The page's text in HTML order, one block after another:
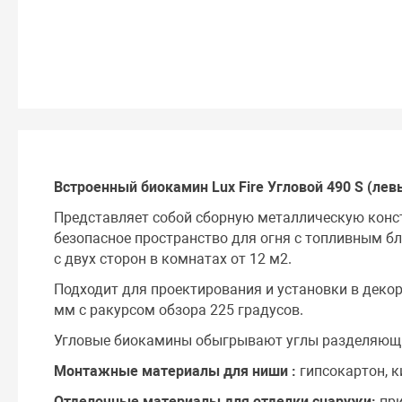
Встроенный биокамин Lux Fire Угловой 490 S
Представляет собой сборную металлическую
безопасное пространство для огня c топливным
с двух сторон в комнатах от 12 м2.
Подходит для проектирования и установки в
мм с ракурсом обзора 225 градусов.
Угловые биокамины обыгрывают углы
Монтажные материалы для ниши : гипсокартон,